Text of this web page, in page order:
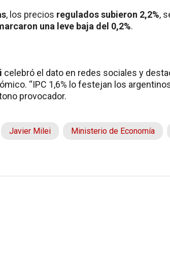
, los precios regulados subieron 2,2%,
una leve baja del 0,2%.
celebró el dato en redes sociales y
“IPC 1,6% lo festejan los
provocador.
Javier Milei Ministerio de Economía